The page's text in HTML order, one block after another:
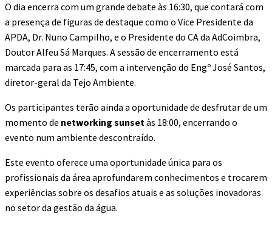
O dia encerra com um grande debate às 16:30, que contará com
a presença de figuras de destaque como o Vice Presidente da
APDA, Dr. Nuno Campilho, e o Presidente do CA da AdCoimbra,
Doutor Alfeu Sá Marques. A sessão de encerramento está
marcada para as 17:45, com a intervenção do Engº José Santos,
diretor-geral da Tejo Ambiente.
Os participantes terão ainda a oportunidade de desfrutar de um
momento de networking sunsetàs 18:00, encerrando o
evento num ambiente descontraído.
Este evento oferece uma oportunidade única para os
profissionais da área aprofundarem conhecimentos e trocarem
experiências sobre os desafios atuais e as soluções inovadoras
no setor da gestão da água.